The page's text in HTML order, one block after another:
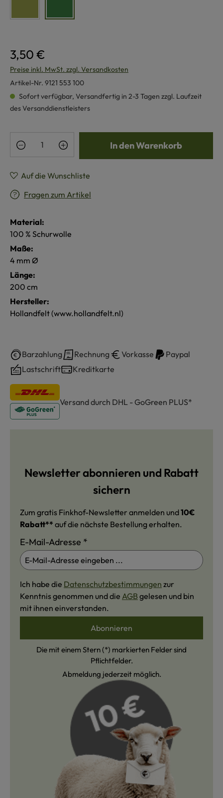
3,50 €
Preise inkl. MwSt. zzgl. Versandkosten
Artikel-Nr. 9121 553 100
Sofort verfügbar, Versandfertig in 2-3 Tagen zzgl. Laufzeit
des Versanddienstleisters
Produkt Anzahl: Gib den gewünschten
In den Warenkorb
Auf die Wunschliste
Fragen zum Artikel
Material:
100 % Schurwolle
Maße:
4 mm Ø
Länge:
200 cm
Hersteller:
Hollandfelt (www.hollandfelt.nl)
Barzahlung Rechnung Vorkasse
Paypal
Lastschrift
Kreditkarte
Versand durch DHL - GoGreen PLUS*
Newsletter abonnieren und Rabatt
sichern
Zum gratis Finkhof-Newsletter anmelden und10€
Rabatt** auf die nächste Bestellung erhalten.
E-Mail-Adresse *
Ich habe die Datenschutzbestimmungen zur
Kenntnis genommen und die AGB gelesen und bin
mit ihnen einverstanden.
Abonnieren
Die mit einem Stern (*) markierten Felder sind
Pflichtfelder.
Abmeldung jederzeit möglich.